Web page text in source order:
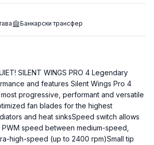
Банкарски трансфер
SILENT WINGS PRO 4 Legendary
and features Silent Wings Pro 4
most progressive, performant and versatile
fan blades for the highest
and heat sinksSpeed switch allows
PWM speed between medium-speed,
high-speed (up to 2400 rpm)Small tip